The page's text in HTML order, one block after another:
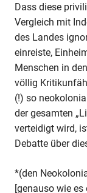
Dass diese
Vergleich mit
des Landes
einreiste,
Menschen in
völlig
(!) so
der gesamten
verteidigt wird,
Debatte über
*(den
[genauso wie